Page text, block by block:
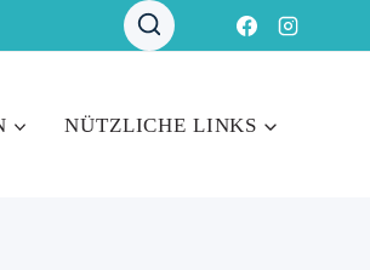
NÜTZLICHE LINKS